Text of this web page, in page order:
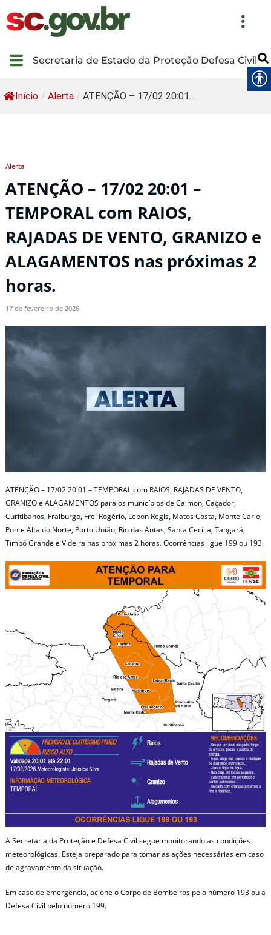
Secretaria de Estado da Proteção Defesa Civil
Início / Alerta / ATENÇÃO – 17/02 20:01...
Alerta
ATENÇÃO – 17/02 20:01 –
TEMPORAL com RAIOS,
RAJADAS DE VENTO, GRANIZO e
ALAGAMENTOS nas próximas 2
horas.
17 de fevereiro de 2026
ATENÇÃO – 17/02 20:01 – TEMPORAL com RAIOS, RAJADAS DE VENTO,
GRANIZO e ALAGAMENTOS para os municípios de Calmon, Caçador,
Curitibanos, Fraiburgo, Frei Rogério, Lebon Régis, Matos Costa, Monte Carlo,
Ponte Alta do Norte, Porto União, Rio das Antas, Santa Cecília, Tangará,
Timbó Grande e Videira nas próximas 2 horas. Ocorrências ligue 199 ou 193.
A Secretaria da Proteção e Defesa Civil segue monitorando as condições
meteorológicas. Esteja preparado para tomar as ações necessárias em caso
de agravamento da situação.
Em caso de emergência, acione o Corpo de Bombeiros pelo número 193 ou a
Defesa Civil pelo número 199.